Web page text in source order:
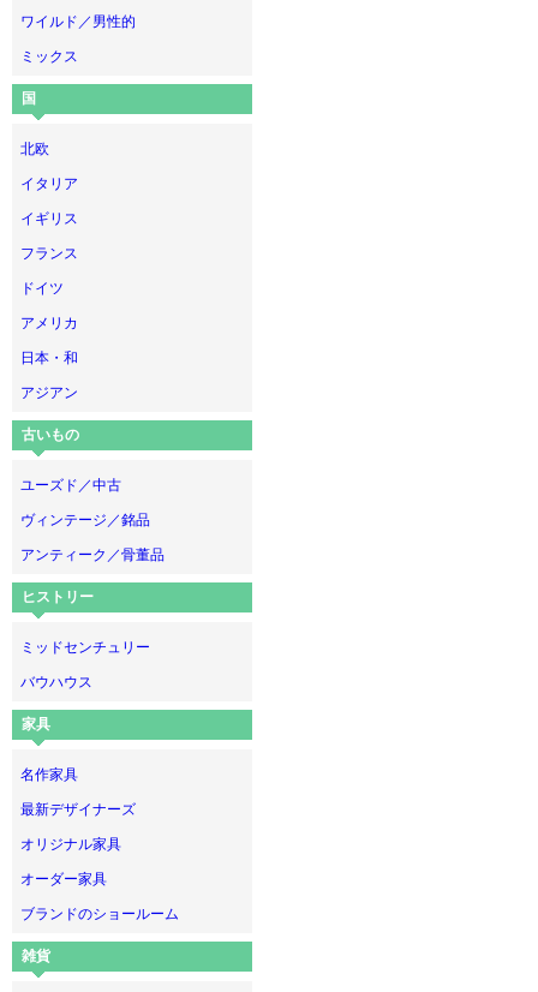
ワイルド／男性的
ミックス
国
北欧
イタリア
イギリス
フランス
ドイツ
アメリカ
日本・和
アジアン
古いもの
ユーズド／中古
ヴィンテージ／銘品
アンティーク／骨董品
ヒストリー
ミッドセンチュリー
バウハウス
家具
名作家具
最新デザイナーズ
オリジナル家具
オーダー家具
ブランドのショールーム
雑貨